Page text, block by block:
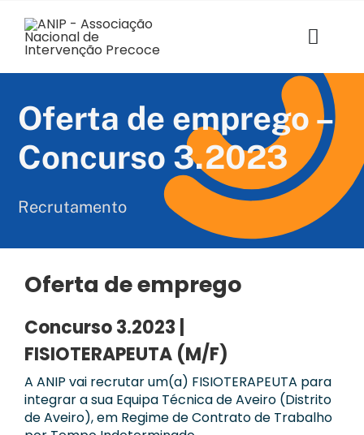
content
Associados
Estruturas
SABER+ Formação
Florescer
Notícias
Contactos
Oferta de emprego –
Concurso 3.2023
Recrutamento
Oferta de emprego
Concurso 3.2023 |
FISIOTERAPEUTA (M/F)
A ANIP vai recrutar um(a) FISIOTERAPEUTA para
integrar a sua Equipa Técnica de Aveiro (Distrito
de Aveiro), em Regime de Contrato de Trabalho